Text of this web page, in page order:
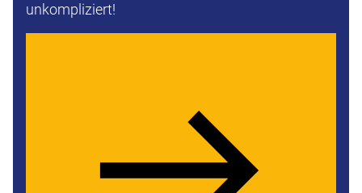
unkompliziert!